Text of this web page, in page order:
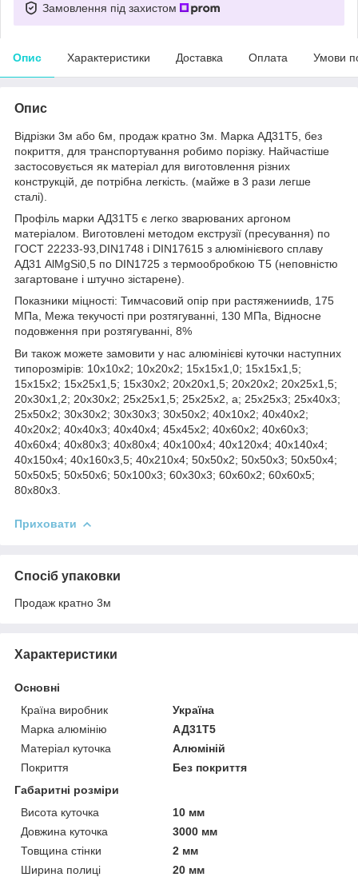
Замовлення під захистом
Опис Характеристики Доставка Оплата Умови
Опис
Відрізки 3м або 6м, продаж кратно 3м. Марка АД31Т5, без
покриття, для транспортування робимо порізку. Найчастіше
застосовується як матеріал для виготовлення різних
конструкцій, де потрібна легкість. (майже в 3 рази легше
сталі).
Профіль марки АД31Т5 є легко зварюваних аргоном
матеріалом. Виготовлені методом екструзії (пресування) по
ГОСТ 22233-93,DIN1748 і DIN17615 з алюмінієвого сплаву
АД31 AlMgSi0,5 по DIN1725 з термообробкою Т5 (неповністю
загартоване і штучно зістарене).
Показники міцності: Тимчасовий опір при растяженииdв , 175
МПа, Межа текучості при розтягуванні, 130 МПа, Відносне
подовження при розтягуванні, 8%
Ви також можете замовити у нас алюмінієві куточки наступних
типорозмірів: 10х10х2; 10х20х2; 15х15х1,0; 15х15х1,5;
15х15х2; 15х25х1,5; 15х30х2; 20х20х1,5; 20х20х2; 20х25х1,5;
20х30х1,2; 20х30х2; 25х25х1,5; 25х25х2, а; 25х25х3; 25х40х3;
25х50х2; 30х30х2; 30х30х3; 30х50х2; 40х10х2; 40х40х2;
40х20х2; 40х40х3; 40х40х4; 45х45х2; 40х60х2; 40х60х3;
40х60х4; 40х80х3; 40х80х4; 40х100х4; 40х120х4; 40х140х4;
40х150х4; 40х160х3,5; 40х210х4; 50х50х2; 50х50х3; 50х50х4;
50х50х5; 50х50х6; 50х100х3; 60х30х3; 60х60х2; 60х60х5;
80х80х3.
Приховати
Спосіб упаковки
Продаж кратно 3м
Характеристики
Основні
Країна виробник
Україна
Марка алюмінію
АД31Т5
Матеріал куточка
Алюміній
Покриття
Без покриття
Габаритні розміри
Висота куточка
10 мм
Довжина куточка
3000 мм
Товщина стінки
2 мм
Ширина полиці
20 мм